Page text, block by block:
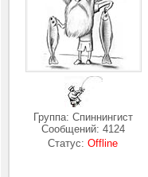
Группа: Спиннингист
Сообщений: 4124
Статус:Offline